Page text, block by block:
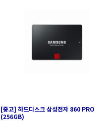
[중고] 하드디스크 삼성전자 860 PRO
(256GB)